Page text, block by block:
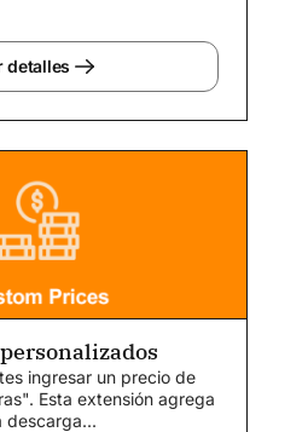
detalles
ingresar un precio de
Esta extensión agrega
descarga...